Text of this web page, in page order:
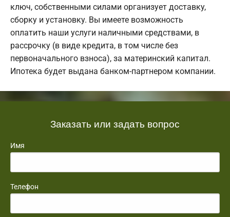
ключ, собственными силами организует доставку,
сборку и установку. Вы имеете возможность
оплатить наши услуги наличными средствами, в
рассрочку (в виде кредита, в том числе без
первоначального взноса), за материнский капитал.
Ипотека будет выдана банком-партнером компании.
Заказать или задать вопрос
Имя
Телефон